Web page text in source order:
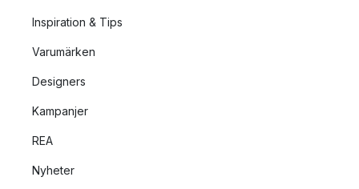
Inspiration & Tips
Varumärken
Designers
Kampanjer
REA
Nyheter